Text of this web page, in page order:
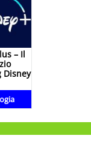
– Il
Disney